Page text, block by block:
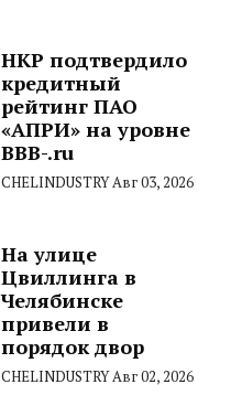
НКР подтвердило
кредитный
рейтинг ПАО
«АПРИ» на уровне
BBB-.ru
CHELINDUSTRYАвг 03, 2026
На улице
Цвиллинга в
Челябинске
привели в
порядок двор
CHELINDUSTRYАвг 02, 2026